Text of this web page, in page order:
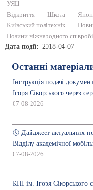
УЯЦ
Відкриття
Школа
Київський політехнік
Новини міжнародного
Дата події 2018-04-07
Останні
Інструкція подачі
Ігоря Сікорського через
07-08-2026
🕔 Дайджест актуальних
Відділу академічної
07-08-2026
КПІ ім. Ігоря Сікорського